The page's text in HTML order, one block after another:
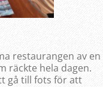
restaurangen av en
räckte hela dagen.
gå till fots för att